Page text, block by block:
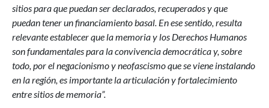
sitios para que puedan ser declarados, recuperados y que
puedan tener un financiamiento basal. En ese sentido, resulta
relevante establecer que la memoria y los Derechos Humanos
son fundamentales para la convivencia democrática y, sobre
todo, por el negacionismo y neofascismo que se viene instalando
en la región, es importante la articulación y fortalecimiento
entre sitios de memoria”.